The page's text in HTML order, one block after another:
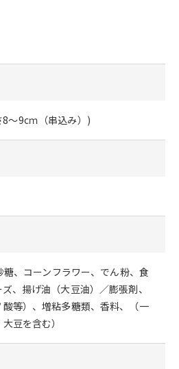
～9cｍ（串込み）)
、コーンフラワー、でん粉、食
、揚げ油（大豆油）／膨張剤、
等）、増粘多糖類、香料、（一
豆を含む）